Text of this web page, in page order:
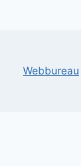
Webbureau